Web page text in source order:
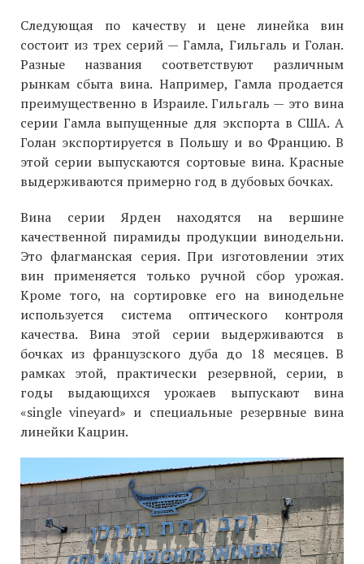
Следующая по качеству и цене линейка вин
состоит из трех серий — Гамла, Гильгаль и Голан.
Разные названия соответствуют различным
рынкам сбыта вина. Например, Гамла продается
преимущественно в Израиле. Гильгаль — это вина
серии Гамла выпущенные для экспорта в США. А
Голан экспортируется в Польшу и во Францию. В
этой серии выпускаются сортовые вина. Красные
выдерживаются примерно год в дубовых бочках.
Вина серии Ярден находятся на вершине
качественной пирамиды продукции винодельни.
Это флагманская серия. При изготовлении этих
вин применяется только ручной сбор урожая.
Кроме того, на сортировке его на винодельне
используется система оптического контроля
качества. Вина этой серии выдерживаются в
бочках из французского дуба до 18 месяцев. В
рамках этой, практически резервной, серии, в
годы выдающихся урожаев выпускают вина
«single vineyard» и специальные резервные вина
линейки Кацрин.